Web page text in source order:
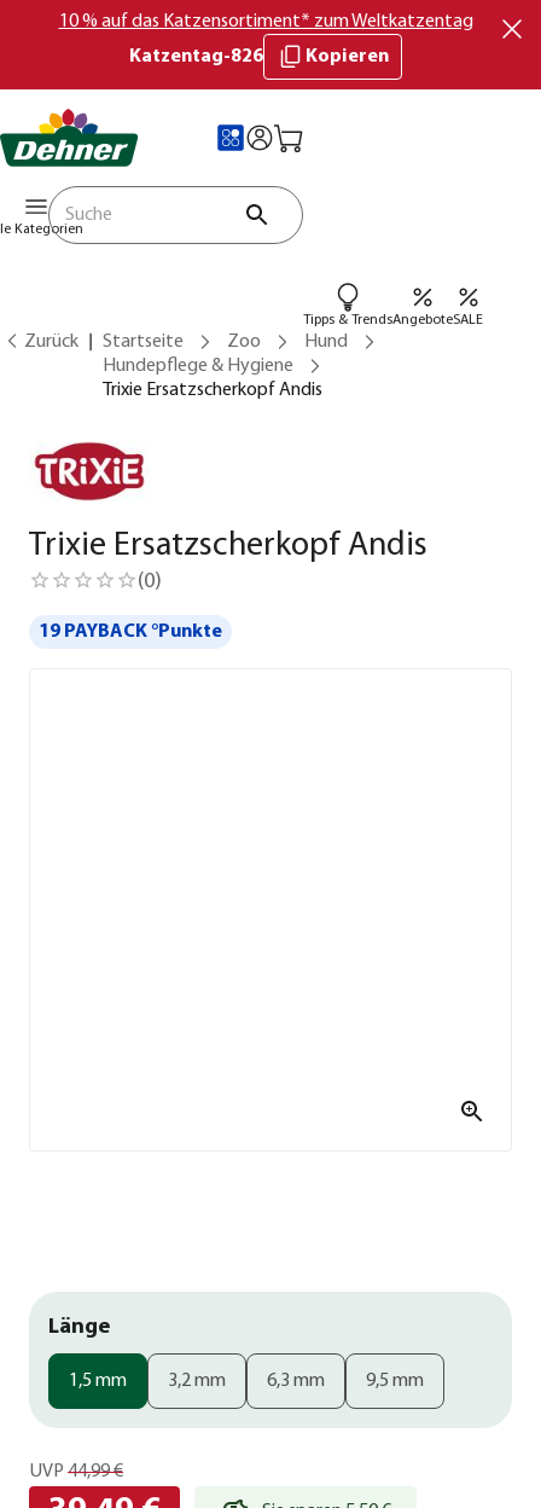
10 % auf das Katzensortiment* zum Weltkatzentag
Katzentag-826
Kopieren
Kategorien
Tipps & TrendsAngeboteSALE
Zurück Startseite Zoo
Hund
Hundepflege & Hygiene
Trixie Ersatzscherkopf Andis
Trixie Ersatzscherkopf Andis
(0)
19 PAYBACK °Punkte
Länge
1,5 mm 3,2 mm 6,3 mm 9,5 mm
UVP 44,99 €